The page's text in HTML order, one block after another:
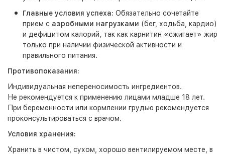
Главные условия успеха: Обязательно сочетайте
прием с аэробными нагрузками (бег, ходьба, кардио)
и дефицитом калорий, так как карнитин «сжигает» жир
только при наличии физической активности и
правильного питания.
Противопоказания:
Индивидуальная непереносимость ингредиентов.
Не рекомендуется к применению лицами младше 18 лет.
При беременности или кормлении грудью рекомендуется
проконсультироваться с врачом.
Условия хранения:
Хранить в чистом, сухом, хорошо вентилируемом месте, в